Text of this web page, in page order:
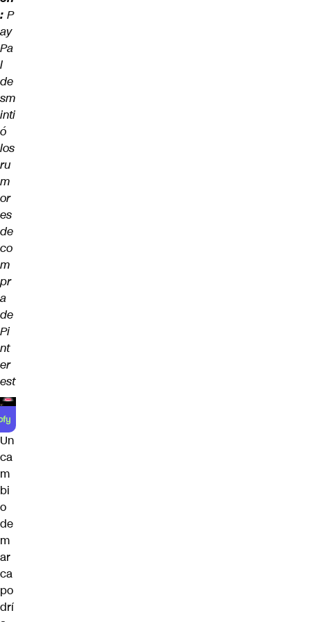
: P
ay
Pa
l
de
sm
inti
ó
los
ru
m
or
es
de
co
m
pr
a
de
Pi
nt
er
est
Un
ca
m
bi
o
de
m
ar
ca
po
drí